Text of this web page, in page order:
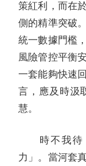
策紅利，而在
側的精準突破
統一數據門檻
風險管控平衡
一套能夠快速
言，應及時汲
慧。
時不我待，
力」。當河套